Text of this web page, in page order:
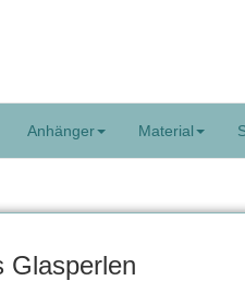
Anhänger Material
Glasperlen